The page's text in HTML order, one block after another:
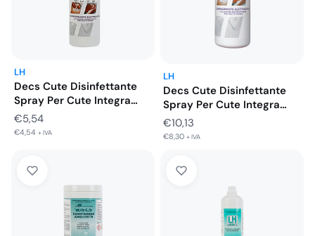
LH
Decs Cute Disinfettante
Spray Per Cute Integra
Pronto…
€5,54
€4,54 + IVA
LH
Decs Cute Disinfettante
Spray Per Cute Integra
Pronto…
€10,13
€8,30 + IVA